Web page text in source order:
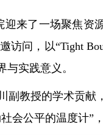
来了一场聚焦
问，以“Tight
实践意义。
副教授的学术贡
会公平的温度计”